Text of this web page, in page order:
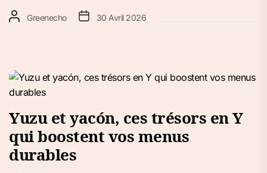
Greenecho 30 Avril 2026
Yuzu et yacón, ces trésors en Y
qui boostent vos menus
durables